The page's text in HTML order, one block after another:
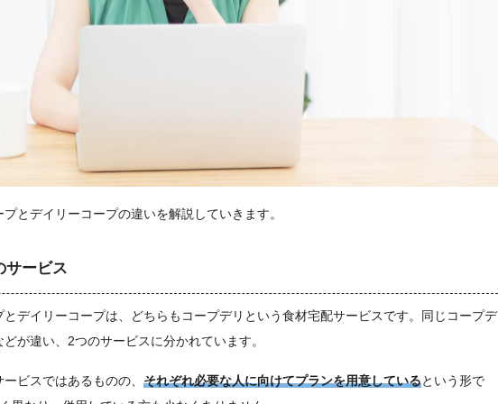
とデイリーコープの違いを解説していきます。
サービス
デイリーコープは、 どちらもコープデリという食材宅配サービスです。同じコープデ
が違い、2つのサービスに分かれています。
ビスではあるものの、 それぞれ必要な人に向けてプランを用意しているという形で